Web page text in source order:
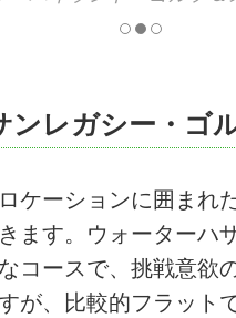
ンレガシー・ゴ
ケーションに囲まれ
ます。ウォーターハ
コースで、挑戦意欲
が、比較的フラット